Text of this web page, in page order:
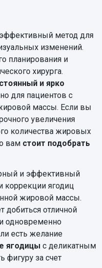
метод для
изменений.
планирования и
хирурга.
и ярко
для пациентов с
массы. Если вы
увеличения
количества жировых
вам стоит подобрать
и эффективный
коррекции ягодиц
жировой массы.
добиться отличной
одновременно
есть желание
ягодицы с деликатным
фигуру за счет